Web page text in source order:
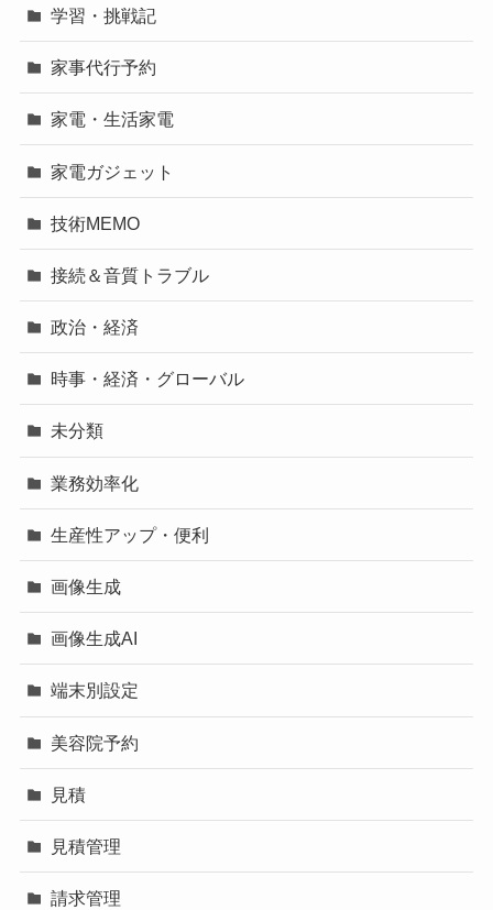
学習・挑戦記
家事代行予約
家電・生活家電
家電ガジェット
技術MEMO
接続＆音質トラブル
政治・経済
時事・経済・グローバル
未分類
業務効率化
生産性アップ・便利
画像生成
画像生成AI
端末別設定
美容院予約
見積
見積管理
請求管理